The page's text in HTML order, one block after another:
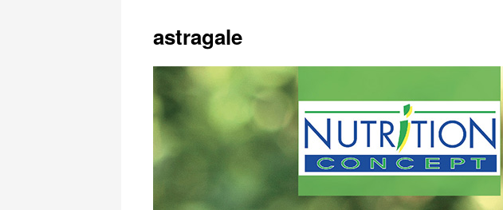
astragale